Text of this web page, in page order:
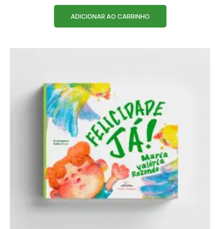
ADICIONAR AO CARRINHO